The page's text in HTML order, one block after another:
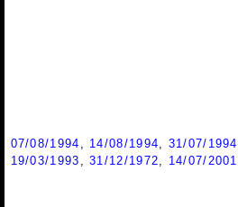
07/08/1994 , 14/08/1994, 31/07/1994
19/03/1993 ,31/12/1972, 14/07/2001